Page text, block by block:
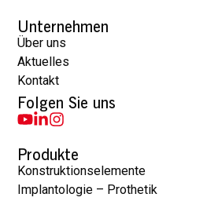
Unternehmen
Über uns
Aktuelles
Kontakt
Folgen Sie uns
Produkte
Konstruktionselemente
Implantologie – Prothetik